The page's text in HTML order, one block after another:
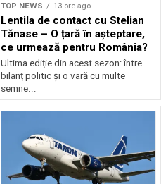
TOP NEWS 13 ore ago
Lentila de contact cu Stelian
Tănase – O țară în așteptare,
ce urmează pentru România?
Ultima ediție din acest sezon: între
bilanț politic și o vară cu multe
semne...